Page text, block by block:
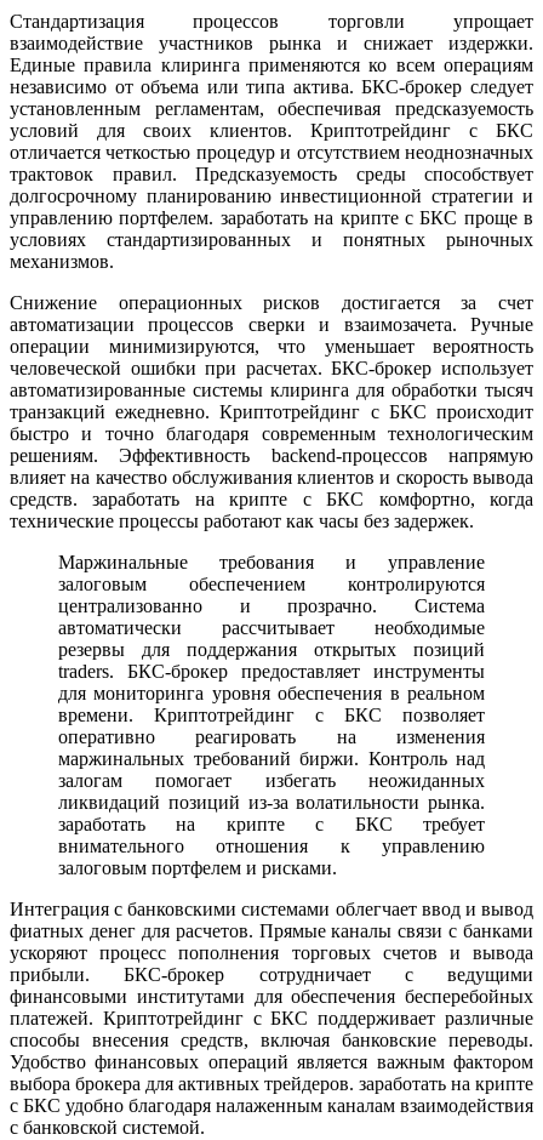
Стандартизация процессов торговли упрощает
взаимодействие участников рынка и снижает издержки.
Единые правила клиринга применяются ко всем операциям
независимо от объема или типа актива. БКС-брокер следует
установленным регламентам, обеспечивая предсказуемость
условий для своих клиентов. Криптотрейдинг с БКС
отличается четкостью процедур и отсутствием неоднозначных
трактовок правил. Предсказуемость среды способствует
долгосрочному планированию инвестиционной стратегии и
управлению портфелем. заработать на крипте с БКС проще в
условиях стандартизированных и понятных рыночных
механизмов.
Снижение операционных рисков достигается за счет
автоматизации процессов сверки и взаимозачета. Ручные
операции минимизируются, что уменьшает вероятность
человеческой ошибки при расчетах. БКС-брокер использует
автоматизированные системы клиринга для обработки тысяч
транзакций ежедневно. Криптотрейдинг с БКС происходит
быстро и точно благодаря современным технологическим
решениям. Эффективность backend-процессов напрямую
влияет на качество обслуживания клиентов и скорость вывода
средств. заработать на крипте с БКС комфортно, когда
технические процессы работают как часы без задержек.
Маржинальные требования и управление
залоговым обеспечением контролируются
централизованно и прозрачно. Система
автоматически рассчитывает необходимые
резервы для поддержания открытых позиций
traders. БКС-брокер предоставляет инструменты
для мониторинга уровня обеспечения в реальном
времени. Криптотрейдинг с БКС позволяет
оперативно реагировать на изменения
маржинальных требований биржи. Контроль над
залогам помогает избегать неожиданных
ликвидаций позиций из-за волатильности рынка.
заработать на крипте с БКС требует
внимательного отношения к управлению
залоговым портфелем и рисками.
Интеграция с банковскими системами облегчает ввод и вывод
фиатных денег для расчетов. Прямые каналы связи с банками
ускоряют процесс пополнения торговых счетов и вывода
прибыли. БКС-брокер сотрудничает с ведущими
финансовыми институтами для обеспечения бесперебойных
платежей. Криптотрейдинг с БКС поддерживает различные
способы внесения средств, включая банковские переводы.
Удобство финансовых операций является важным фактором
выбора брокера для активных трейдеров. заработать на крипте
с БКС удобно благодаря налаженным каналам взаимодействия
с банковской системой.